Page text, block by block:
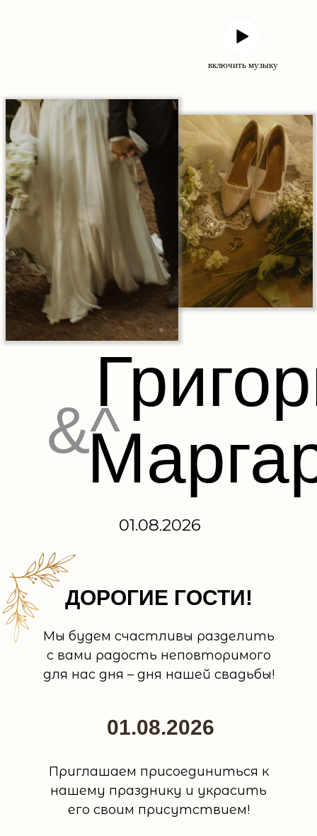
&^
01.08.2026
включить музыку
01.08.2026
ДОРОГИЕ ГОСТИ!
Приглашаем присоединиться к
нашему празднику и украсить
его своим присутствием!
Мы будем счастливы разделить
с вами радость неповторимого
для нас дня – дня нашей свадьбы!